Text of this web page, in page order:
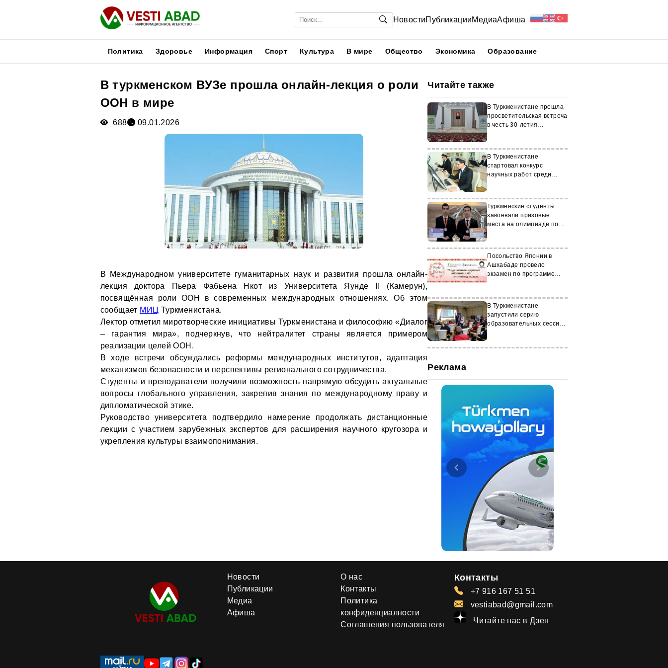
НовостиПубликацииМедиаАфиша
Политика Здоровье Информация Спорт Культура В мире Общество Экономика Образование
В туркменском ВУЗе прошла онлайн-лекция о роли
ООН в мире
688 09.01.2026
В Международном университете гуманитарных наук и развития прошла онлайн-
лекция доктора Пьера Фабьена Нкот из Университета Яунде II (Камерун),
посвящённая роли ООН в современных международных отношениях. Об этом
сообщает МИЦ Туркменистана.
Лектор отметил миротворческие инициативы Туркменистана и философию «Диалог
– гарантия мира», подчеркнув, что нейтралитет страны является примером
реализации целей ООН.
В ходе встречи обсуждались реформы международных институтов, адаптация
механизмов безопасности и перспективы регионального сотрудничества.
Студенты и преподаватели получили возможность напрямую обсудить актуальные
вопросы глобального управления, закрепив знания по международному праву и
дипломатической этике.
Руководство университета подтвердило намерение продолжать дистанционные
лекции с участием зарубежных экспертов для расширения научного кругозора и
укрепления культуры взаимопонимания.
Читайте также
В Туркменистане прошла
просветительская встреча
в честь 30-летия
В Туркменистане
стартовал конкурс
научных работ среди
Туркменские студенты
завоевали призовые
места на олимпиаде по
Посольство Японии в
Ашхабаде провело
экзамен по программе
В Туркменистане
запустили серию
образовательных сессий
Реклама
Новости
Публикации
Медиа
Афиша
О нас
Контакты
Политика
конфиденциалности
Соглашения пользователя
Контакты
+7 916 167 51 51
vestiabad@gmail.com
Читайте нас в Дзен